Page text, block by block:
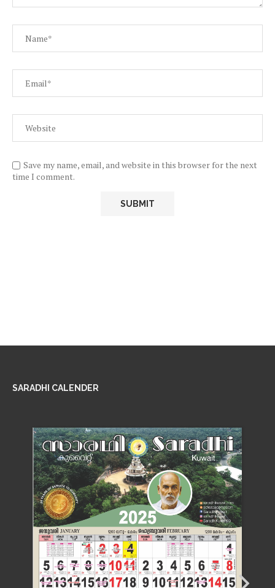
Save my name, email, and website in this browser for the next
time I comment.
SARADHI CALENDER